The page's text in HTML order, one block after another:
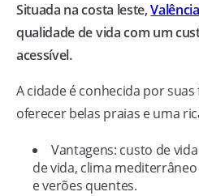
Situada na costa leste,Valência
qualidade de vida com um
acessível.
A cidade é conhecida por
oferecer belas praias e uma
Vantagens: custo de
de vida, clima
e verões quentes.